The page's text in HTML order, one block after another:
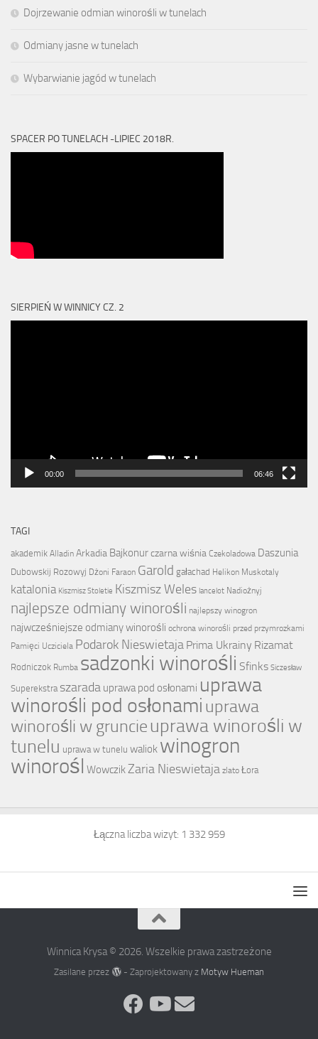
Dojrzewanie odmian winorośli w tunelach
Odmiany jasne w tunelach
Wybarwianie jagód w tunelach
SPACER PO TUNELACH -LIPIEC 2018R.
SIERPIEŃ W WINNICY CZ. 2
00:00 06:46
TAGI
akademik Alladin Arkadia Bajkonurczarna wiśnia Czekoladowa Daszunia
Dubowskij Rozowyj Dżoni Faraon Garold gałachad Helikon Muskotaly
katalonia Kiszmisz Stoletie Kiszmisz Weles lancelot Nadiożnyj
najlepsze odmiany winorośli najlepszy winogron
najwcześniejsze odmiany winorośli ochrona winorośli przed przymrozkami
Pamięci Ucziciela Podarok Nieswietaja Prima Ukrainy Rizamat
Rodniczok Rumba sadzonki winorośli Sfinks Siczesław
Superekstra szarada uprawa pod osłonami uprawa
winorośli pod osłonami uprawa
winorośli w gruncie uprawa winorośli w
tunelu uprawa w tunelu waliok winogron
winorośl WowczikZaria Nieswietaja zlato Łora
Łączna liczba wizyt: 1 332 959
Winnica Krysa © 2026. Wszelkie prawa zastrzeżone
Zasilane przez - Zaprojektowany z Motyw Hueman